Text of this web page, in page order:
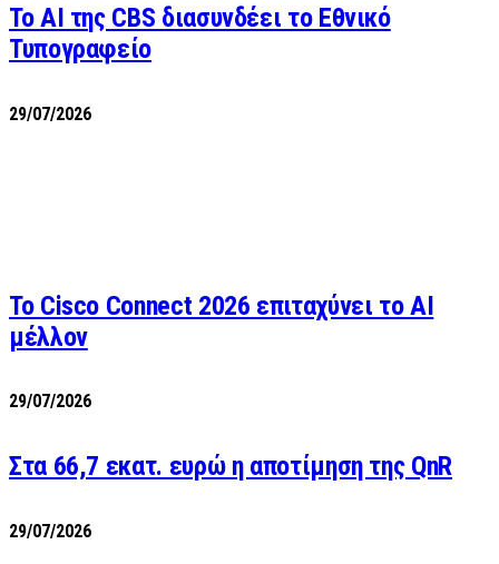
Το AI της CBS διασυνδέει το Εθνικό
Τυπογραφείο
29/07/2026
Το Cisco Connect 2026 επιταχύνει το AI
μέλλον
29/07/2026
Στα 66,7 εκατ. ευρώ η αποτίμηση της QnR
29/07/2026